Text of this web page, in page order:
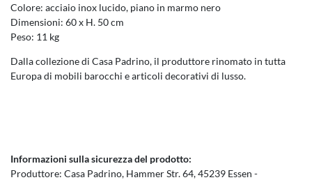
Colore: acciaio inox lucido, piano in marmo nero
Dimensioni: 60 x H. 50 cm
Peso: 11 kg
Dalla collezione di Casa Padrino, il produttore rinomato in tutta
Europa di mobili barocchi e articoli decorativi di lusso.
Informazioni sulla sicurezza del prodotto:
Produttore: Casa Padrino Hammer Str.64 45239 Essen